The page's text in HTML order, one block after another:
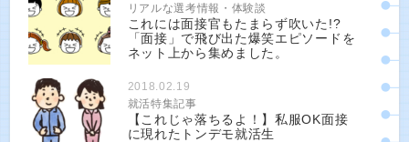
リアルな選考情報・体験談
これには面接官もたまらず吹いた!?
「面接」で飛び出た爆笑エピソードを
ネット上から集めました。
2018.02.19
就活特集記事
【これじゃ落ちるよ！】私服OK面接
に現れたトンデモ就活生